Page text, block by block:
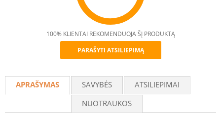
Recommend
100% KLIENTAI REKOMENDUOJA ŠĮ PRODUKTĄ
PARAŠYTI ATSILIEPIMĄ
APRAŠYMAS SAVYBĖS
ATSILIEPIMAI
NUOTRAUKOS